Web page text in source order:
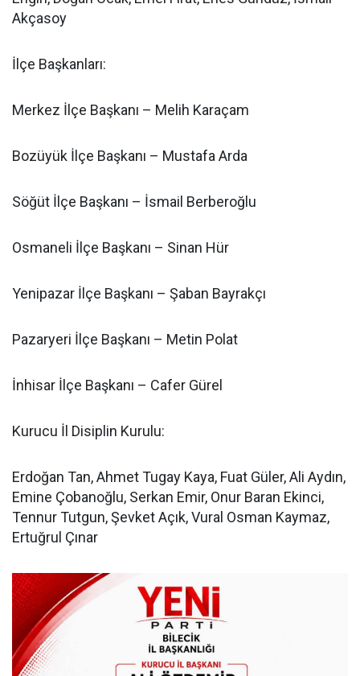
Akçasoy
İlçe Başkanları:
Merkez İlçe Başkanı – Melih Karaçam
Bozüyük İlçe Başkanı – Mustafa Arda
Söğüt İlçe Başkanı – İsmail Berberoğlu
Osmaneli İlçe Başkanı – Sinan Hür
Yenipazar İlçe Başkanı – Şaban Bayrakçı
Pazaryeri İlçe Başkanı – Metin Polat
İnhisar İlçe Başkanı – Cafer Gürel
Kurucu İl Disiplin Kurulu:
Erdoğan Tan, Ahmet Tugay Kaya, Fuat Güler, Ali Aydın,
Emine Çobanoğlu, Serkan Emir, Onur Baran Ekinci,
Tennur Tutgun, Şevket Açık, Vural Osman Kaymaz,
Ertuğrul Çınar